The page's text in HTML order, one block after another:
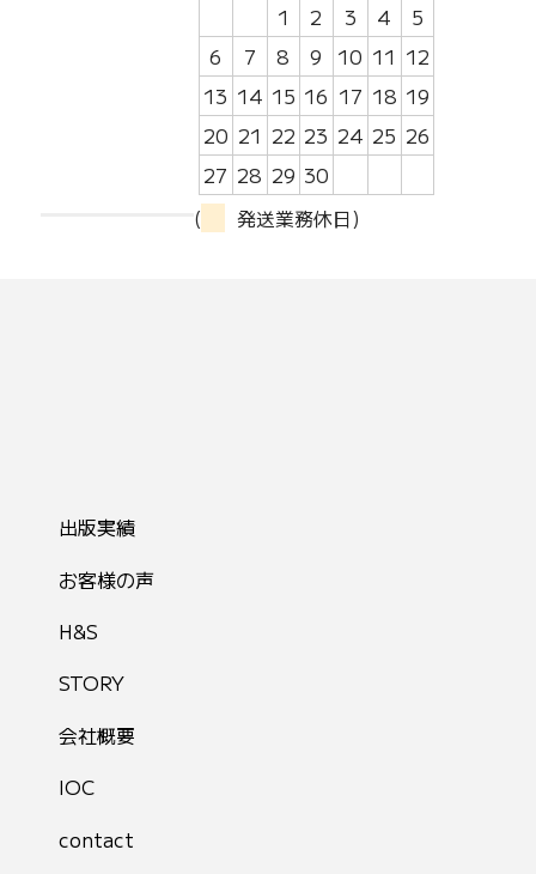
1
2 3 4
5
6
7 8 9 10 11 12
13 14 15 16 17 18 19
20 21 22 23 24 25 26
27 28 29 30
(
発送業務休日)
出版実績
お客様の声
H&S
STORY
会社概要
IOC
contact